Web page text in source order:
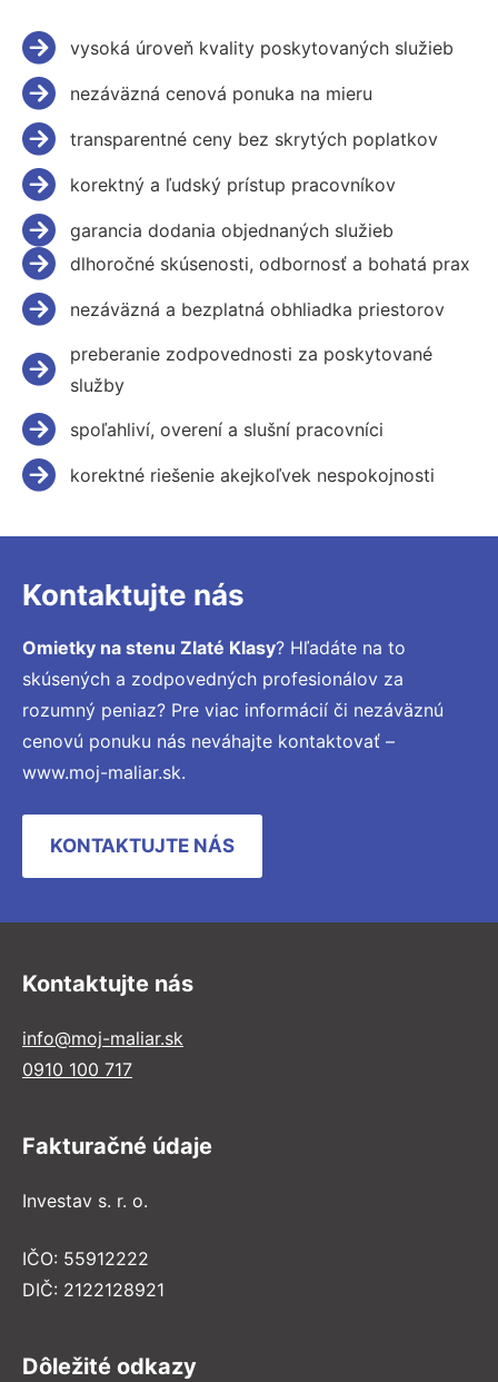
vysoká úroveň kvality poskytovaných služieb
nezáväzná cenová ponuka na mieru
transparentné ceny bez skrytých poplatkov
korektný a ľudský prístup pracovníkov
garancia dodania objednaných služieb
dlhoročné skúsenosti, odbornosť a bohatá prax
nezáväzná a bezplatná obhliadka priestorov
preberanie zodpovednosti za poskytované
služby
spoľahliví, overení a slušní pracovníci
korektné riešenie akejkoľvek nespokojnosti
Kontaktujte nás
Omietky na stenu Zlaté Klasy? Hľadáte na to
skúsených a zodpovedných profesionálov za
rozumný peniaz? Pre viac informácií či nezáväznú
cenovú ponuku nás neváhajte kontaktovať –
www.moj-maliar.sk.
KONTAKTUJTE NÁS
Kontaktujte nás
info@moj-maliar.sk
0910 100 717
Fakturačné údaje
Investav s. r. o.
IČO: 55912222
DIČ: 2122128921
Dôležité odkazy